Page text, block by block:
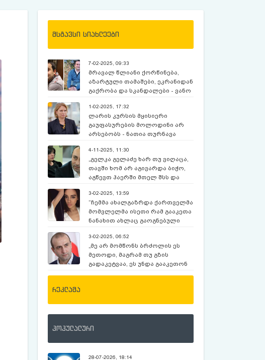
მსგავსი სიახლეები
7-02-2025, 09:33
მრავალ წლიანი ქორწინება,
აზარტული თამაშები, ეკრანიდან
გაქრობა და სკანდალები - ვანო
ამბები
1-02-2025, 17:32
ლარის კურსის მყისიერი
გაუფასურების მოლოდინი არ
არსებობს - ნათია თურნავა
4-11-2025, 11:30
„გელკა გელაძე ხარ თუ ვიღაცა,
თავში ხომ არ აგივარდა ბიჭო,
აგწევთ ჰაერში მთელ შსს და
მინისტრობიდან“ - მანჩო
გიორგობიანი
3-02-2025, 13:59
“ჩემმა ახალგაზრდა ქართველმა
მომვლელმა ისეთი რამ გააკეთა
ნანახით ახლაც გაოგნებული
მილიონერი 24 წლის ქართველ
მომვლელზე ?
3-02-2025, 06:52
„მე არ მომწონს ბრძოლის ეს
მეთოდი, მაგრამ თუ გზის
გადაკეტვაა, ეს უნდა გააკეთონ
რეკლამა
პოპულალური
28-07-2026, 18:14